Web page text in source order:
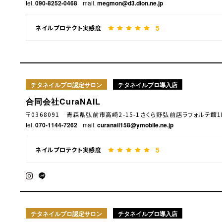
tel. 090-8252-0468 mail. megmon@d3.dion.ne.jp
ネイルプロテクト実感度 5
チタネイルプロ認定サロン チタネイルプロ導入店
合同会社CuraNAIL
〒0368091 青森県弘前市高崎2-15-1さくら野弘前店ラフォルテ館
tel. 070-1144-7262 mail. curanail158@ymobile.ne.jp
ネイルプロテクト実感度 5
チタネイルプロ認定サロン チタネイルプロ導入店